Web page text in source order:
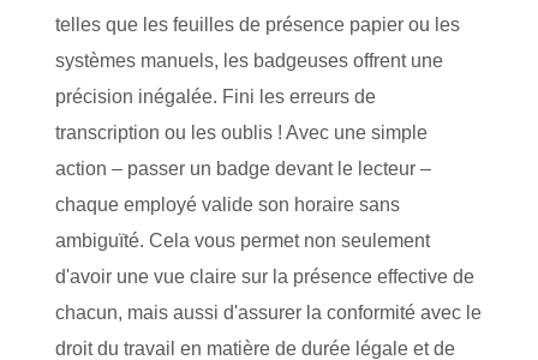
telles que les feuilles de présence papier ou les
systèmes manuels, les badgeuses offrent une
précision inégalée. Fini les erreurs de
transcription ou les oublis ! Avec une simple
action – passer un badge devant le lecteur –
chaque employé valide son horaire sans
ambiguïté. Cela vous permet non seulement
d'avoir une vue claire sur la présence effective de
chacun, mais aussi d'assurer la conformité avec le
droit du travail en matière de durée légale et de